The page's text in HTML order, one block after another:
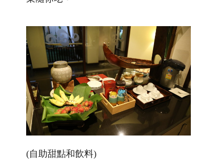
(自助甜點和飲料)